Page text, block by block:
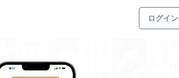
ログイン